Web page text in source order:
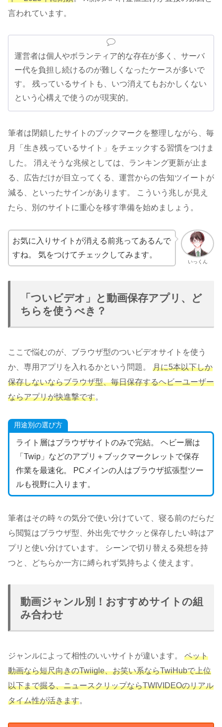
言われています。
運営者は個人やボランティア的な存在が多く、サーバ
ー代を負担し続けるのが難しくなったケースが多いで
す。 残っているサイトも、いつ消えてもおかしくない
という心構えで使うのが現実的。
筆者は閉鎖したサイトのブックマークを整理しながら、毎
月「生き残っているサイト」をチェックする習慣をつけま
した。 消えそうな兆候としては、ランキング更新が止ま
る、広告だけが目立ってくる、運営からの告知ツイートが
減る、といったサインがあります。 こういう兆しが見え
たら、別のサイトに重心を移す準備を始めましょう。
いっくん
お気に入りサイトが消える前兆ってあるんで
すね。 気をつけてチェックしてみます。
「ついビデオ」と動画保存アプリ、ど
ちらを使うべき？
ここで悩むのが、ブラウザ型のついビデオサイトを使う
か、専用アプリを入れるかという問題。 月に5本以下しか
保存しないならブラウザ型、毎日保存するヘビーユーザー
ならアプリが快進撃です。
用途別の選び方
ライト層はブラウザサイトのみで完結。 ヘビー層は
「Twip」などのアプリ＋ブックマークレットで保存
作業を最速化。 PCメインの人はブラウザ拡張型ツー
ルも視野に入ります。
筆者はその時々の気分で使い分けていて、寝る前のだらだ
ら閲覧はブラウザ型、外出先でサクッと保存したい時はア
プリと使い分けています。 シーンで切り替える発想を持
つと、どちらか一方に縛られず気持ちよく使えます。
動画ジャンル別！おすすめサイトの組
み合わせ
ジャンルによって相性のいいサイトが違います。 ペット
動画なら短尺向きのTwiigle、お笑い系ならTwiHubで上位
以下まで掘る、ニュースクリップならTWIVIDEOのリアル
タイム性が活きます。